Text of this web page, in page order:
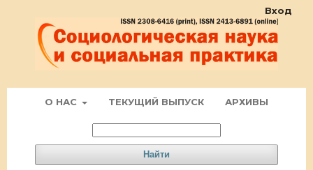
О НАС ТЕКУЩИЙ ВЫПУСК АРХИВЫ
Найти
Вход